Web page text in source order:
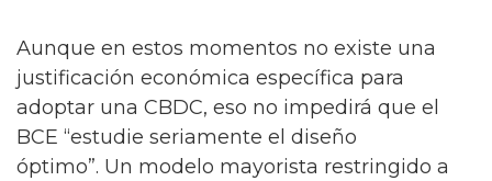
Aunque en estos momentos no existe una
justificación económica específica para
adoptar una CBDC, eso no impedirá que el
BCE “estudie seriamente el diseño
óptimo”. Un modelo mayorista restringido a